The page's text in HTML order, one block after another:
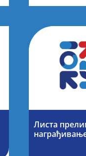
Листа